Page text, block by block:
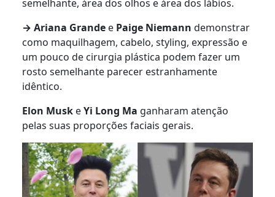
semelhante, área dos olhos e área dos lábios.
→ Ariana Grande e Paige Niemann demonstrar
como maquilhagem, cabelo, styling, expressão e
um pouco de cirurgia plástica podem fazer um
rosto semelhante parecer estranhamente
idêntico.
Elon Musk eYi Long Ma ganharam atenção
pelas suas proporções faciais gerais.